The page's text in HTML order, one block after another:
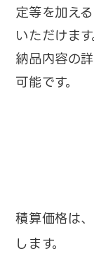
定等を加え
いただけます
納品内容の
可能です。
積算価格は
します。